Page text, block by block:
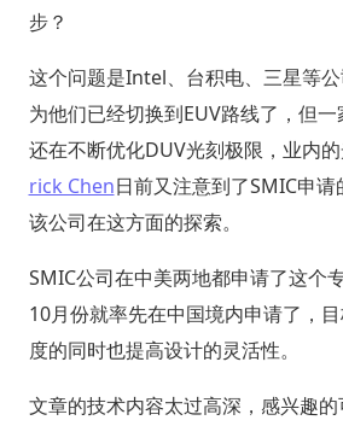
步？
这个问题是Intel、台积电、三星等
为他们已经切换到EUV路线了，但
还在不断优化DUV光刻极限，业内
rick Chen日前又注意到了SMIC申
该公司在这方面的探索。
SMIC公司在中美两地都申请了这个
10月份就率先在中国境内申请了，
度的同时也提高设计的灵活性。
文章的技术内容太过高深，感兴趣